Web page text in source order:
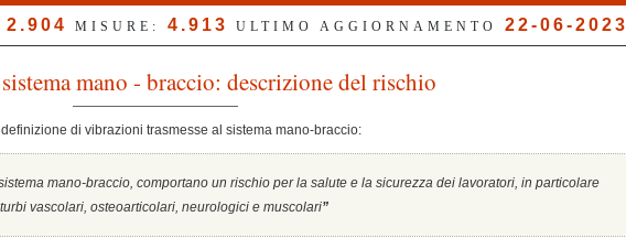
2.904 MISURE: 4.913 ULTIMO AGGIORNAMENTO 22-06-2023
mano - braccio: descrizione del rischio
di vibrazioni trasmesse al sistema mano-braccio:
mano-braccio, comportano un rischio per la salute e la sicurezza dei lavoratori, in particolare
vascolari, osteoarticolari, neurologici e muscolari”